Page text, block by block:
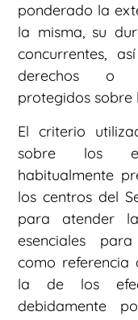
ponderado la
la misma, su
concurrentes,
derechos o
protegidos sobre
El criterio
sobre los
habitualmente
los centros del
para atender
esenciales
como
la de los
debidamente